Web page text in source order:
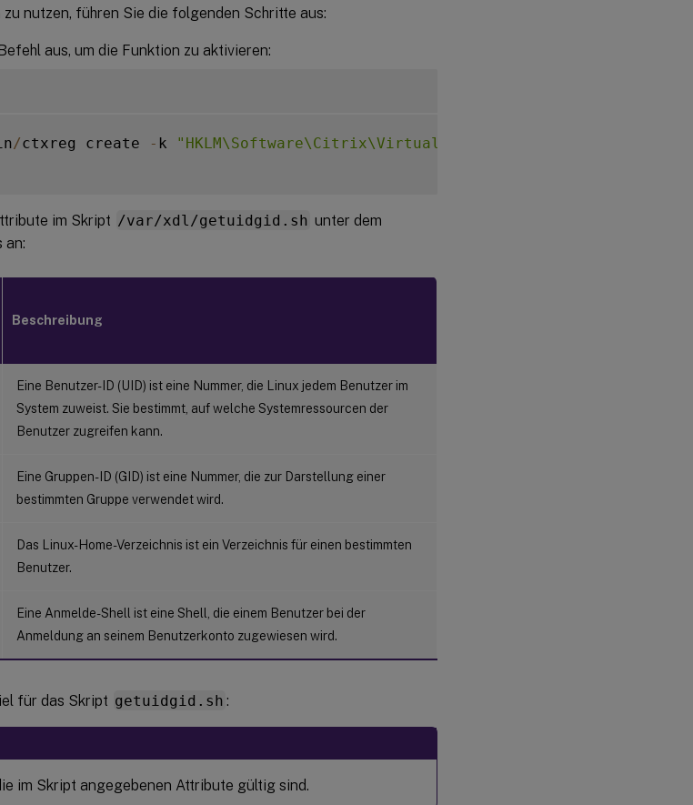
nutzen, führen Sie die folgenden Schritte aus:
aus, um die Funktion zu aktivieren:
/ctxreg create - k
im Skript /var/xdl/getuidgid.sh unter dem
an:
Beschreibung
Eine Benutzer-ID (UID) ist eine Nummer, die Linux jedem Benutzer im
System zuweist. Sie bestimmt, auf welche Systemressourcen der
Benutzer zugreifen kann.
Eine Gruppen-ID (GID) ist eine Nummer, die zur Darstellung einer
bestimmten Gruppe verwendet wird.
Das Linux-Home-Verzeichnis ist ein Verzeichnis für einen bestimmten
Benutzer.
Eine Anmelde-Shell ist eine Shell, die einem Benutzer bei der
Anmeldung an seinem Benutzerkonto zugewiesen wird.
für das Skript getuidgid.sh :
im Skript angegebenen Attribute gültig sind.